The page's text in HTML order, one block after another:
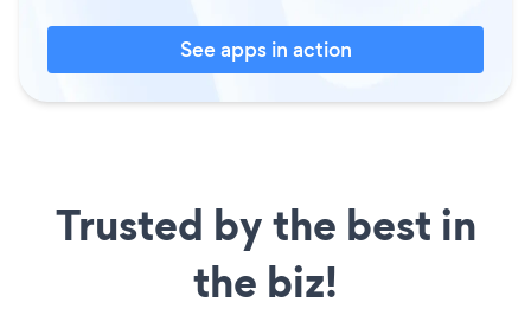
See apps in action
Trusted by the best in
the biz!